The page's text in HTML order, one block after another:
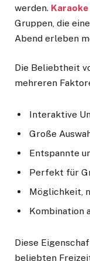
werden.
Gruppen, die
Abend erleben
Die Beliebtheit
mehreren
Interaktive
Große
Entspannte
Perfekt für
Möglichkeit,
Kombination
Diese
beliebten